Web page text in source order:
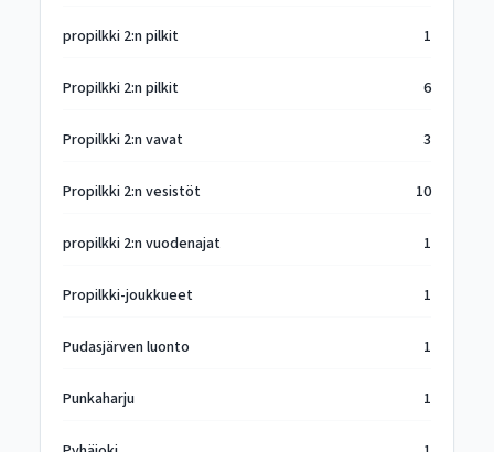
propilkki 2:n pilkit 1
Propilkki 2:n pilkit 6
Propilkki 2:n vavat 3
Propilkki 2:n vesistöt 10
propilkki 2:n vuodenajat 1
Propilkki-joukkueet 1
Pudasjärven luonto 1
Punkaharju 1